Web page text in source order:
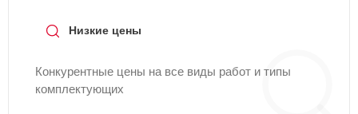
Низкие цены
Конкурентные цены на все виды работ и типы
комплектующих